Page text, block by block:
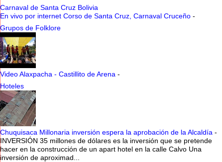
Carnaval de Santa Cruz Bolivia
En vivo por internet Corso de Santa Cruz, Carnaval Cruceño -
Grupos de Folklore
Video Alaxpacha - Castillito de Arena -
Hoteles
Chuquisaca Millonaria inversión espera la aprobación de la Alcaldía -
INVERSIÓN 35 millones de dólares es la inversión que se pretende
hacer en la construcción de un apart hotel en la calle Calvo Una
inversión de aproximad...